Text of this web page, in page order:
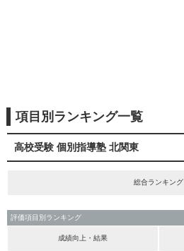
項目別ランキング一覧
高校受験 個別指導塾 北関東
総合ランキング
評価項目別ランキング
成績向上・結果